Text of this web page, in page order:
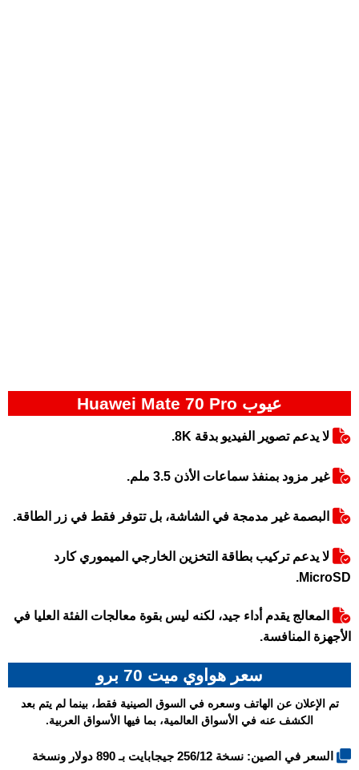
عيوب Huawei Mate 70 Pro
لا يدعم تصوير الفيديو بدقة 8K.
غير مزود بمنفذ سماعات الأذن 3.5 ملم.
البصمة غير مدمجة في الشاشة، بل تتوفر فقط في زر الطاقة.
لا يدعم تركيب بطاقة التخزين الخارجي الميموري كارد
MicroSD.
المعالج يقدم أداء جيد، لكنه ليس بقوة معالجات الفئة العليا في
الأجهزة المنافسة.
سعر هواوي ميت 70 برو
تم الإعلان عن الهاتف وسعره في السوق الصينية فقط، بينما لم يتم بعد
الكشف عنه في الأسواق العالمية، بما فيها الأسواق العربية.
السعر في الصين: نسخة 256/12 جيجابايت بـ 890 دولار ونسخة